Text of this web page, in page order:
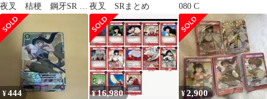
夜叉 桔梗 鋼牙SR 3
枚
夜叉 SRまとめ
080 C
¥444 ¥16,980 ¥2,900